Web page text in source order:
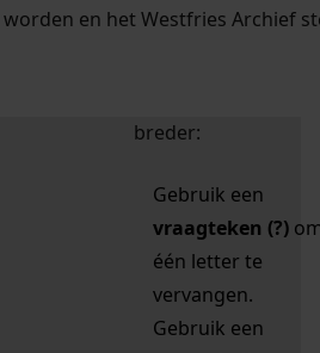
en het Westfries Archief
uw zoekopdracht te
breder:
Gebruik een
vraagteken (?)
één letter te
vervangen.
Gebruik een